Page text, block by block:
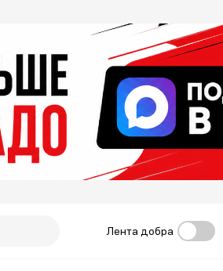
Лента добра